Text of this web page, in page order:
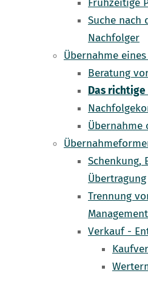
Frühzeitige
Suche nach
Nachfolger
Übernahme
Beratung
Das
Übernahme
Schenkung,
Übertragung
Trennung
Management
Verkauf -